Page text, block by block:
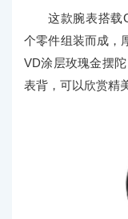
这款腕表搭载
个零件组装而成，
VD涂层玫瑰金摆
表背，可以欣赏精